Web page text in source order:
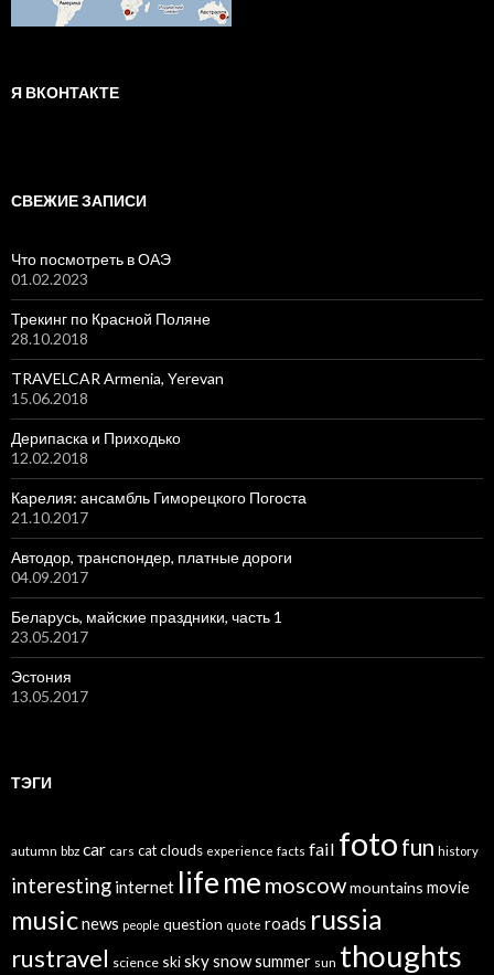
Я ВКОНТАКТЕ
СВЕЖИЕ ЗАПИСИ
Что посмотреть в ОАЭ
01.02.2023
Трекинг по Красной Поляне
28.10.2018
TRAVELCAR Armenia, Yerevan
15.06.2018
Дерипаска и Приходько
12.02.2018
Карелия: ансамбль Гиморецкого Погоста
21.10.2017
Автодор, транспондер, платные дороги
04.09.2017
Беларусь, майские праздники, часть 1
23.05.2017
Эстония
13.05.2017
ТЭГИ
autumn bbz car cars catclouds experience facts fail foto fun history
interesting internet lifeme moscowmountains movie
musicnews people question quote roads russia
rustravel science skiskysnowsummer sun thoughts